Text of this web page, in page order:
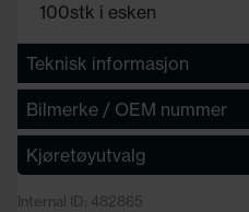
100stk i esken
Teknisk informasjon
Bilmerke / OEM nummer
Kjøretøyutvalg
Internal ID: 482865